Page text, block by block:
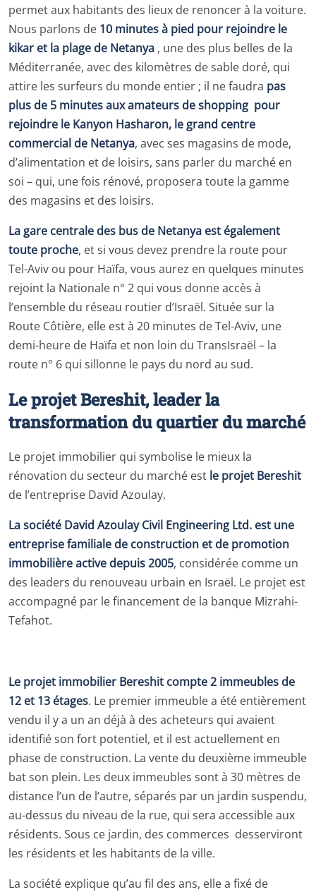
permet aux habitants des lieux de renoncer à la voiture.
Nous parlons de 10 minutes à pied pour rejoindre le
kikar et la plage de Netanya , une des plus belles de la
Méditerranée, avec des kilomètres de sable doré, qui
attire les surfeurs du monde entier ; il ne faudra pas
plus de 5 minutes aux amateurs de shopping pour
rejoindre le Kanyon Hasharon, le grand centre
commercial de Netanya, avec ses magasins de mode,
d’alimentation et de loisirs, sans parler du marché en
soi – qui, une fois rénové, proposera toute la gamme
des magasins et des loisirs.
La gare centrale des bus de Netanya est également
toute proche, et si vous devez prendre la route pour
Tel-Aviv ou pour Haïfa, vous aurez en quelques minutes
rejoint la Nationale n° 2 qui vous donne accès à
l’ensemble du réseau routier d’Israël. Située sur la
Route Côtière, elle est à 20 minutes de Tel-Aviv, une
demi-heure de Haïfa et non loin du TransIsraël – la
route n° 6 qui sillonne le pays du nord au sud.
Le projet Bereshit, leader la
transformation du quartier du marché
Le projet immobilier qui symbolise le mieux la
rénovation du secteur du marché est le projet Bereshit
de l’entreprise David Azoulay.
La société David Azoulay Civil Engineering Ltd. est une
entreprise familiale de construction et de promotion
immobilière active depuis 2005, considérée comme un
des leaders du renouveau urbain en Israël. Le projet est
accompagné par le financement de la banque Mizrahi-
Tefahot.
Le projet immobilier Bereshit compte 2 immeubles de
12 et 13 étages. Le premier immeuble a été entièrement
vendu il y a un an déjà à des acheteurs qui avaient
identifié son fort potentiel, et il est actuellement en
phase de construction. La vente du deuxième immeuble
bat son plein. Les deux immeubles sont à 30 mètres de
distance l’un de l’autre, séparés par un jardin suspendu,
au-dessus du niveau de la rue, qui sera accessible aux
résidents. Sous ce jardin, des commerces desserviront
les résidents et les habitants de la ville.
La société explique qu’au fil des ans, elle a fixé de